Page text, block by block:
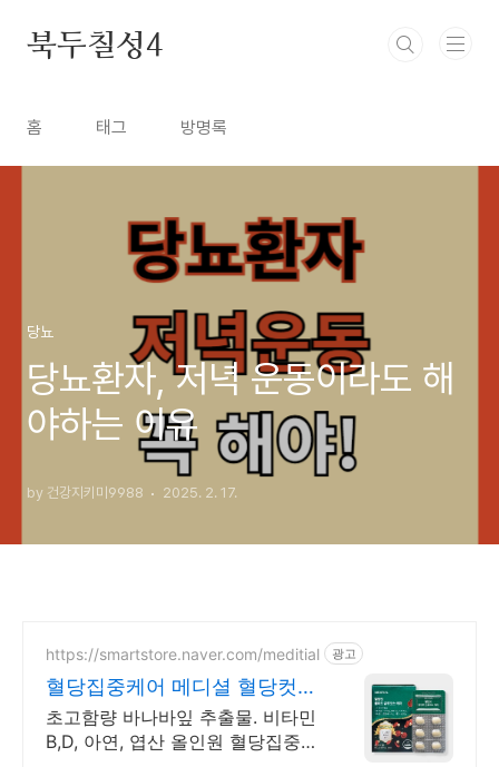
북두칠성4
홈 태그 방명록
당뇨
당뇨환자, 저녁 운동이라도 해
야하는 이유
by 건강지키미9988 2025. 2. 17.
https://smartstore.naver.com/meditial 광고
혈당집중케어 메디셜 혈당컷
식약처 기능성 인정원료 사용
초고함량 바나바잎 추출물. 비타민
B,D, 아연, 엽산 올인원 혈당집중케